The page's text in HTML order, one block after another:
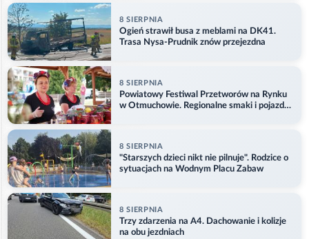
8 SIERPNIA
Ogień strawił busa z meblami na DK41.
Trasa Nysa-Prudnik znów przejezdna
8 SIERPNIA
Powiatowy Festiwal Przetworów na Rynku
w Otmuchowie. Regionalne smaki i pojazdy
8 SIERPNIA
"Starszych dzieci nikt nie pilnuje". Rodzice o
sytuacjach na Wodnym Placu Zabaw
8 SIERPNIA
Trzy zdarzenia na A4. Dachowanie i kolizje
na obu jezdniach